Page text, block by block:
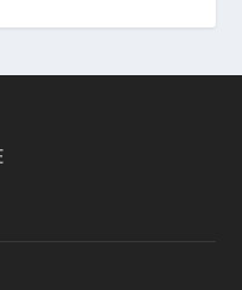
la sécurité,
principaux axes de
d’euros destinée à